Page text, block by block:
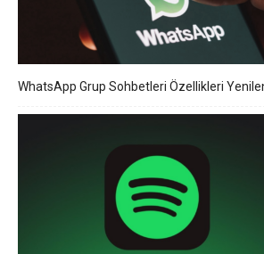
WhatsApp Grup Sohbetleri Özellikleri